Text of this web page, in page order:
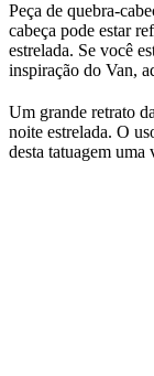
Peça de quebra-
cabeça pode estar
estrelada. Se você
inspiração do Van,
Um grande retrato
noite estrelada. O
desta tatuagem uma